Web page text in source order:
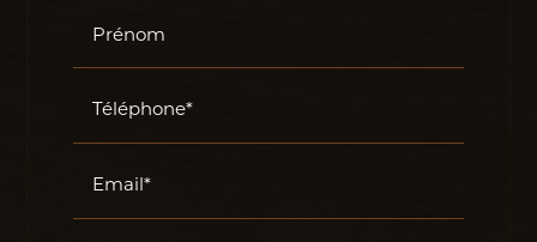
Prénom
Téléphone*
Email*